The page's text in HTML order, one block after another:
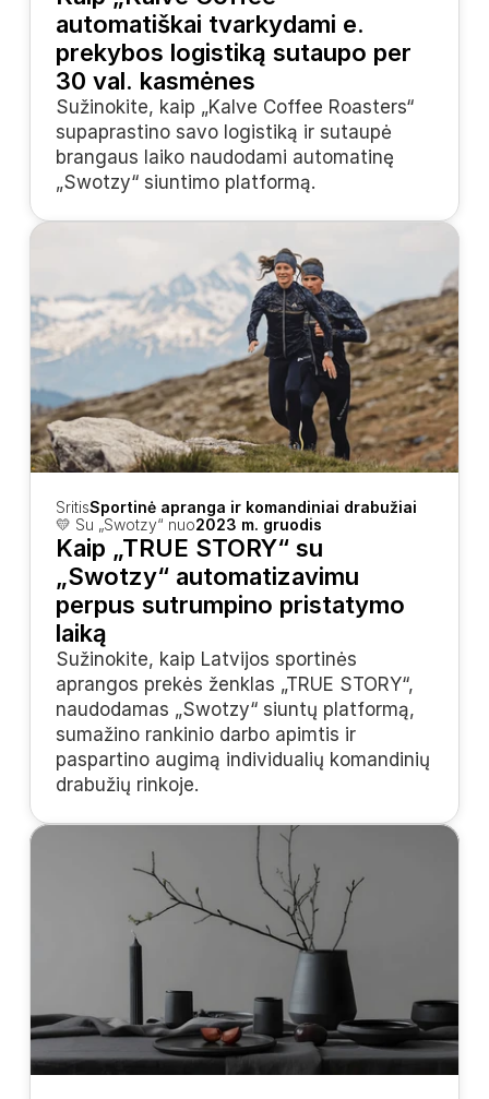
automatiškai tvarkydami e.
prekybos logistiką sutaupo per
30 val. kasmėnes
Sužinokite, kaip „Kalve Coffee Roasters“
supaprastino savo logistiką ir sutaupė
brangaus laiko naudodami automatinę
„Swotzy“ siuntimo platformą.
SritisSportinė apranga ir komandiniai drabužiai
💛 Su „Swotzy“ nuo2023 m. gruodis
Kaip „TRUE STORY“ su
„Swotzy“ automatizavimu
perpus sutrumpino pristatymo
laiką
Sužinokite, kaip Latvijos sportinės
aprangos prekės ženklas „TRUE STORY“,
naudodamas „Swotzy“ siuntų platformą,
sumažino rankinio darbo apimtis ir
paspartino augimą individualių komandinių
drabužių rinkoje.